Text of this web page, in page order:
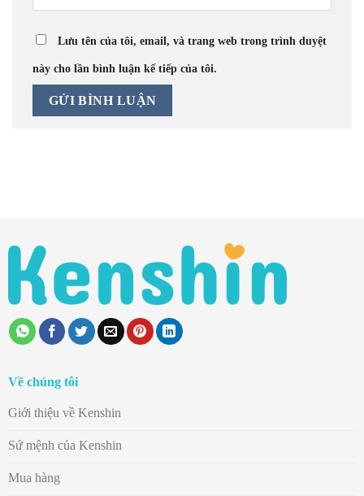
Lưu tên của tôi, email, và trang web trong trình duyệt
này cho lần bình luận kế tiếp của tôi.
Về chúng tôi
Giới thiệu về Kenshin
Sứ mệnh của Kenshin
Mua hàng